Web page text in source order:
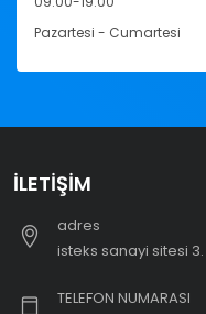
Pazartesi - Cumartesi
İLETIŞIM
adres
i̇steks sanayi sitesi
TELEFON NUMARASI